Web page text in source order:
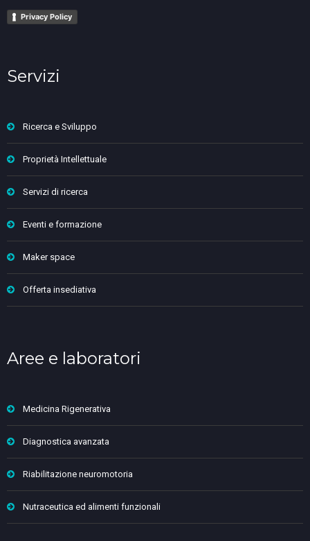
Privacy Policy
Servizi
Ricerca e Sviluppo
Proprietà Intellettuale
Servizi di ricerca
Eventi e formazione
Maker space
Offerta insediativa
Aree e laboratori
Medicina Rigenerativa
Diagnostica avanzata
Riabilitazione neuromotoria
Nutraceutica ed alimenti funzionali